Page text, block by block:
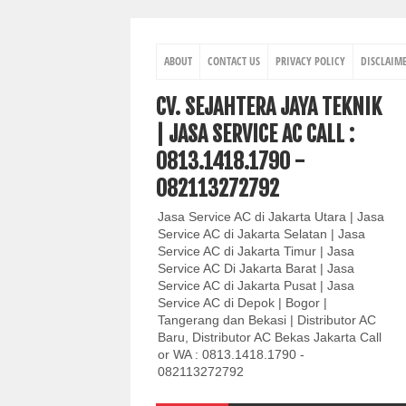
ABOUT CONTACT US PRIVACY POLICY
CV. SEJAHTERA JAYA TEKNIK
| JASA SERVICE AC CALL :
0813.1418.1790 -
082113272792
Jasa Service AC di Jakarta Utara | Jasa
Service AC di Jakarta Selatan | Jasa
Service AC di Jakarta Timur | Jasa
Service AC Di Jakarta Barat | Jasa
Service AC di Jakarta Pusat | Jasa
Service AC di Depok | Bogor |
Tangerang dan Bekasi | Distributor AC
Baru, Distributor AC Bekas Jakarta Call
or WA : 0813.1418.1790 -
082113272792